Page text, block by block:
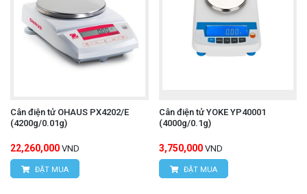
Cân điện tử OHAUS PX4202/E
(4200g/0.01g)
22,260,000 VND
ĐẶT MUA
Cân điện tử YOKE YP40001
(4000g/0.1g)
3,750,000 VND
ĐẶT MUA